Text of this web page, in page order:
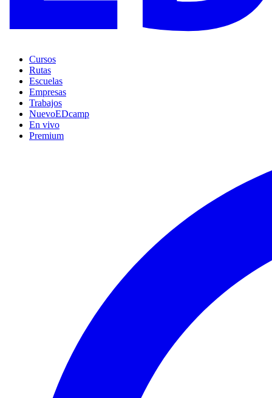
Cursos
Rutas
Escuelas
Empresas
Trabajos
NuevoEDcamp
En vivo
Premium